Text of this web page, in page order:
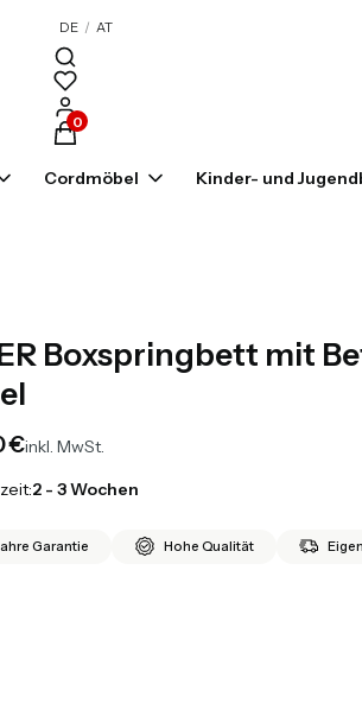
DE / AT
Produkte im Warenkorb: 0. Details
Cordmöbel Kinder- und
Boxspringbett mit
€inkl. MwSt.
2 - 3 Wochen
Garantie Hohe Qualität